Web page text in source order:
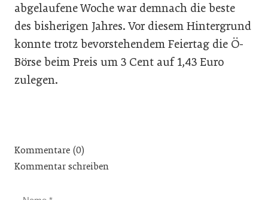
abgelaufene Woche war demnach die beste
des bisherigen Jahres. Vor diesem Hintergrund
konnte trotz bevorstehendem Feiertag die Ö-
Börse beim Preis um 3 Cent auf 1,43 Euro
zulegen.
Kommentare (0)
Kommentar schreiben